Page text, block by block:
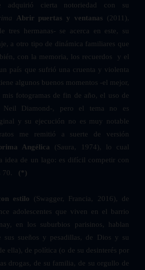
adquirió cierta notoriedad con su
Abrir puertas y ventanas (2011),
tres hermanas- se acerca en este, su
a otro tipo de dinámica familiares que
con la memoria, los recuerdos y el
país que sufrió una cruenta y violenta
algunos buenos momentos -el mejor,
fotogramas de fin de año, el uso de
Neil Diamond-, pero el tema no es
y su ejecución no es muy notable
me remitió a suerte de versión
Angélica (Saura, 1974), lo cual
idea de un lago: es difícil competir con
70. (*)
estilo (Swagger, Francia, 2016), de
adolescentes que viven en el barrio
en los suburbios parisinos, hablan
sus sueños y pesadillas, de Dios y su
ella), de política (o de su desinterés por
drogas, de su familia, de su orgullo de